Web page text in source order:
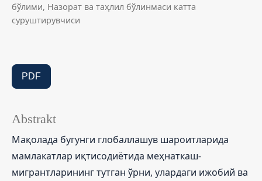
бўлими, Назорат ва таҳлил бўлинмаси катта
суруштирувчиси
PDF
Abstrakt
Мақолада бугунги глобаллашув шароитларида
мамлакатлар иқтисодиётида меҳнаткаш-
мигрантларининг тутган ўрни, улардаги ижобий ва